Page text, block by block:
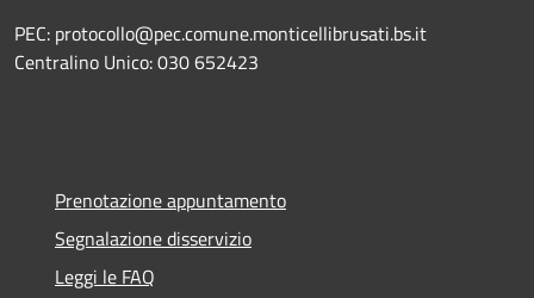
PEC: protocollo@pec.comune.monticellibrusati.bs.it
Centralino Unico: 030 652423
Prenotazione appuntamento
Segnalazione disservizio
Leggi le FAQ